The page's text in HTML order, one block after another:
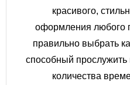
красивого,
оформления любого
правильно выбрать
способный прослужить
количества